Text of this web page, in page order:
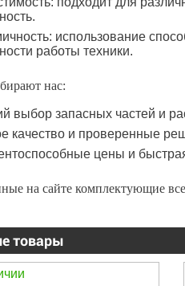
использование
работы техники.
нас:
выбор запасных частей и
качество и проверенные
цены и
на сайте комплектующие
товары